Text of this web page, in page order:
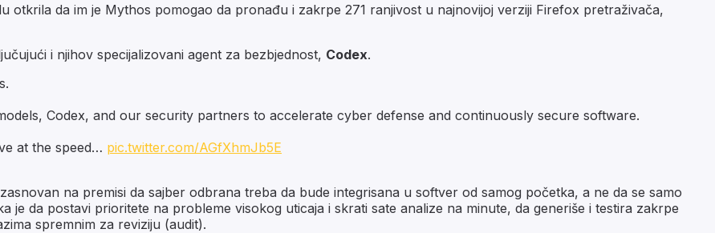
otkrila da im je Mythos pomogao da pronađu i zakrpe 271 ranjivost u najnovijoj verziji Firefox pretraživača,
i njihov specijalizovani agent za bezbjednost, Codex.
Codex, and our security partners to accelerate cyber defense and continuously secure software.
at the speed… pic.twitter.com/AGfXhmJb5E
na premisi da sajber odbrana treba da bude integrisana u softver od samog početka, a ne da se samo
je da postavi prioritete na probleme visokog uticaja i skrati sate analize na minute, da generiše i testira zakrpe
spremnim za reviziju (audit).